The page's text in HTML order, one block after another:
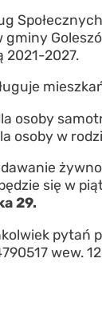
gminy
2021-2027.
osoby
osoby w
się w
29.
pytań
wew. 12